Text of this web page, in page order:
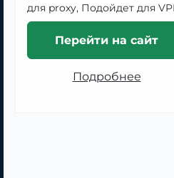
для proxy, Подойдет для
Перейти на сайт
Подробнее